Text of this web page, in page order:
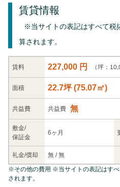
賃貸情報
※当サイトの表記はすべて税
算されます。
賃料 227,000 円 （坪：
面積 22.7坪(75.07㎡)
共益費 共益費 無
敷金/
保証金
6ヶ月
礼金/償却 無 /無
※その他の費用 ※当サイトの表記はす
されます。